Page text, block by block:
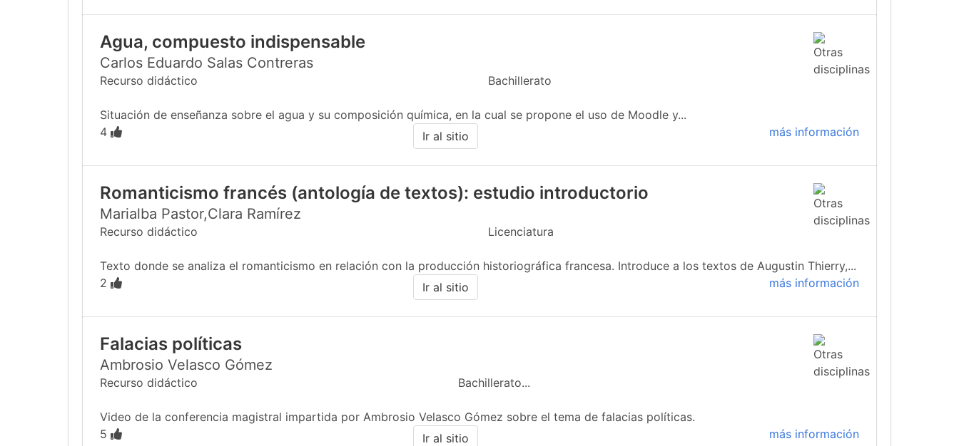
Agua, compuesto indispensable
Carlos Eduardo Salas Contreras
Recurso didáctico Bachillerato
Situación de enseñanza sobre el agua y su composición química, en la cual se propone el uso de Moodle y...
4
más información
Ir al sitio
Romanticismo francés (antología de textos): estudio introductorio
Marialba Pastor,Clara Ramírez
Recurso didáctico Licenciatura
Texto donde se analiza el romanticismo en relación con la producción historiográfica francesa. Introduce a los textos de Augustin Thierry,...
2
más información
Ir al sitio
Falacias políticas
Ambrosio Velasco Gómez
Recurso didáctico Bachillerato...
Video de la conferencia magistral impartida por Ambrosio Velasco Gómez sobre el tema de falacias políticas.
5
más información
Ir al sitio